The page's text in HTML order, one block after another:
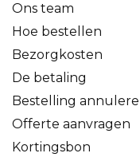
Ons team
Hoe bestellen
Bezorgkosten
De betaling
Bestelling
Offerte aanvragen
Kortingsbon